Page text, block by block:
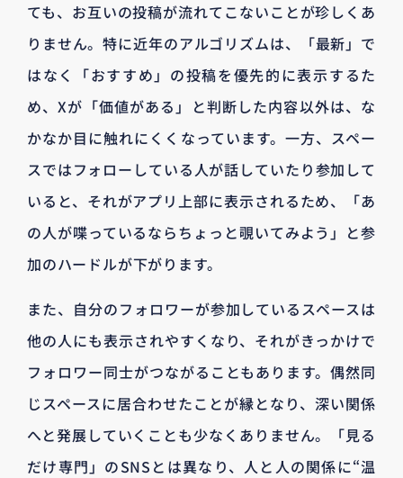
ても、お互いの投稿が流れてこないことが珍しくあ
りません。特に近年のアルゴリズムは、「最新」で
はなく「おすすめ」の投稿を優先的に表示するた
め、Xが「価値がある」と判断した内容以外は、な
かなか目に触れにくくなっています。一方、スペー
スではフォローしている人が話していたり参加して
いると、それがアプリ上部に表示されるため、「あ
の人が喋っているならちょっと覗いてみよう」と参
加のハードルが下がります。
また、自分のフォロワーが参加しているスペースは
他の人にも表示されやすくなり、それがきっかけで
フォロワー同士がつながることもあります。偶然同
じスペースに居合わせたことが縁となり、深い関係
へと発展していくことも少なくありません。「見る
だけ専門」のSNSとは異なり、人と人の関係に“温